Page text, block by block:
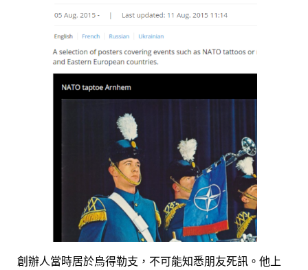
創辦人當時居於烏得勒支，不可能知悉朋友死訊。他上